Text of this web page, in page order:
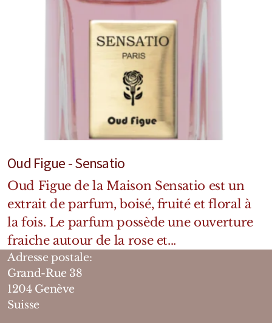
Oud Figue - Sensatio
Oud Figue de la Maison Sensatio est un
extrait de parfum, boisé, fruité et floral à
la fois. Le parfum possède une ouverture
fraiche autour de la rose et...
Adresse postale:
Grand-Rue 38
1204 Genève
Suisse